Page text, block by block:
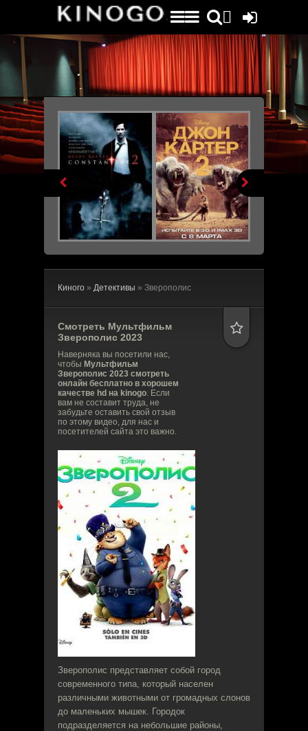
File engine/metagen.php not found.
 
Киного » Детективы » Зверополис
Смотреть Мультфильм
Зверополис 2023
Наверняка вы посетили нас,
чтобы Мультфильм
Зверополис 2023 смотреть
онлайн бесплатно в хорошем
качестве hd на kinogo. Если
вам не составит труда, не
забудьте оставить свой отзыв
по этому видео, для нас и
посетителей сайта это важно.
Зверополис представляет собой город
современного типа, который населен
различными животными от громадных слонов
до маленьких мышек. Городок
подразделяется на небольшие районы,